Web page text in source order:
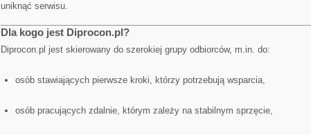
uniknąć serwisu.
Dla kogo jest Diprocon.pl?
Diprocon.pl jest skierowany do szerokiej grupy odbiorców, m.in. do:
osób stawiających pierwsze kroki, którzy potrzebują wsparcia,
osób pracujących zdalnie, którym zależy na stabilnym sprzęcie,